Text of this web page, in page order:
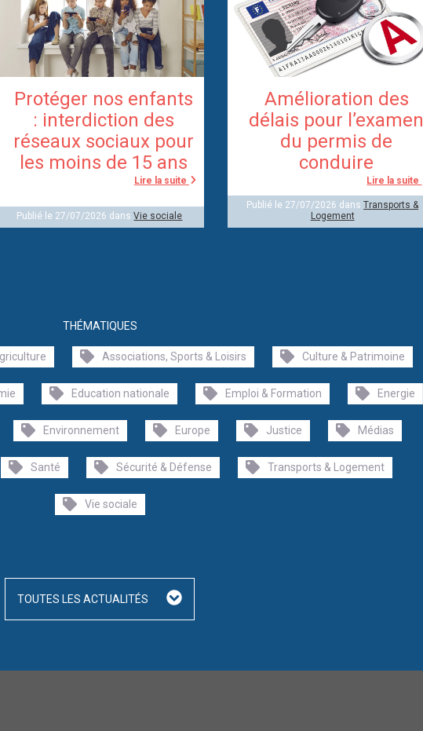
Protéger nos enfants
: interdiction des
réseaux sociaux pour
les moins de 15 ans
Lire la suite
Publié le 27/07/2026 dansVie sociale
Amélioration des
délais pour l’examen
du permis de
conduire
Lire la suite
Publié le 27/07/2026 dansTransports &
Logement
THÉMATIQUES
Associations, Sports & Loisirs Culture & Patrimoine
Education nationale Emploi & Formation Energie
Environnement Europe Justice Médias
Santé Sécurité & Défense Transports & Logement
Vie sociale
TOUTES LES ACTUALITÉS